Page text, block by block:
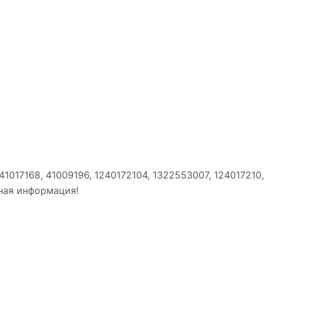
41009196, 1240172104, 1322553007, 124017210,
информация!